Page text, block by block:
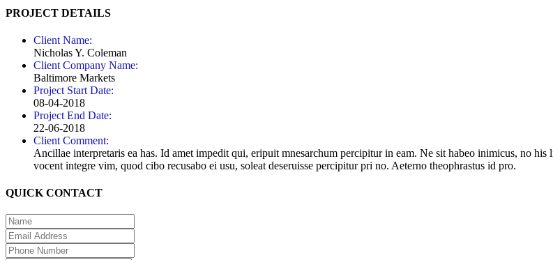
PROJECT DETAILS
Client Name:
Nicholas Y. Coleman
Client Company Name:
Baltimore Markets
Project Start Date:
08-04-2018
Project End Date:
22-06-2018
Client Comment:
Ancillae interpretaris ea has. Id amet impedit qui, eripuit mnesarchum percipitur in eam. Ne sit habeo inimicus, no
vocent integre vim, quod cibo recusabo ei usu, soleat deseruisse percipitur pri no. Aeterno theophrastus id pro.
QUICK CONTACT